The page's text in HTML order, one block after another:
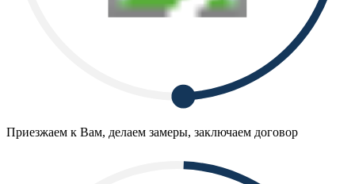
Приезжаем к Вам, делаем замеры, заключаем договор